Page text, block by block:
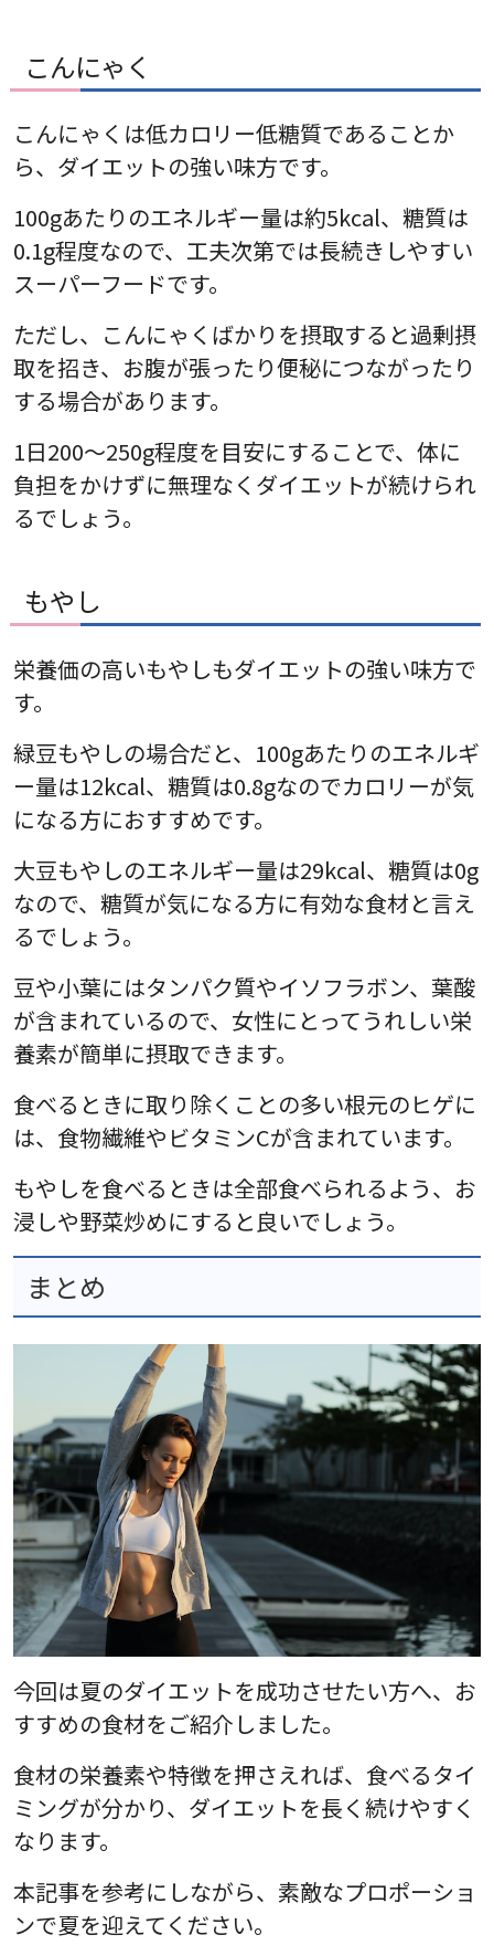
こんにゃく
こんにゃくは低カロリー低糖質であることか
ら、ダイエットの強い味方です。
100gあたりのエネルギー量は約5kcal、糖質は
0.1g程度なので、工夫次第では長続きしやすい
スーパーフードです。
ただし、こんにゃくばかりを摂取すると過剰摂
取を招き、お腹が張ったり便秘につながったり
する場合があります。
1日200～250g程度を目安にすることで、体に
負担をかけずに無理なくダイエットが続けられ
るでしょう。
もやし
栄養価の高いもやしもダイエットの強い味方で
す。
緑豆もやしの場合だと、100gあたりのエネルギ
ー量は12kcal、糖質は0.8gなのでカロリーが気
になる方におすすめです。
大豆もやしのエネルギー量は29kcal、糖質は0g
なので、糖質が気になる方に有効な食材と言え
るでしょう。
豆や小葉にはタンパク質やイソフラボン、葉酸
が含まれているので、女性にとってうれしい栄
養素が簡単に摂取できます。
食べるときに取り除くことの多い根元のヒゲに
は、食物繊維やビタミンCが含まれています。
もやしを食べるときは全部食べられるよう、お
浸しや野菜炒めにすると良いでしょう。
まとめ
今回は夏のダイエットを成功させたい方へ、お
すすめの食材をご紹介しました。
食材の栄養素や特徴を押さえれば、食べるタイ
ミングが分かり、ダイエットを長く続けやすく
なります。
本記事を参考にしながら、素敵なプロポーショ
ンで夏を迎えてください。